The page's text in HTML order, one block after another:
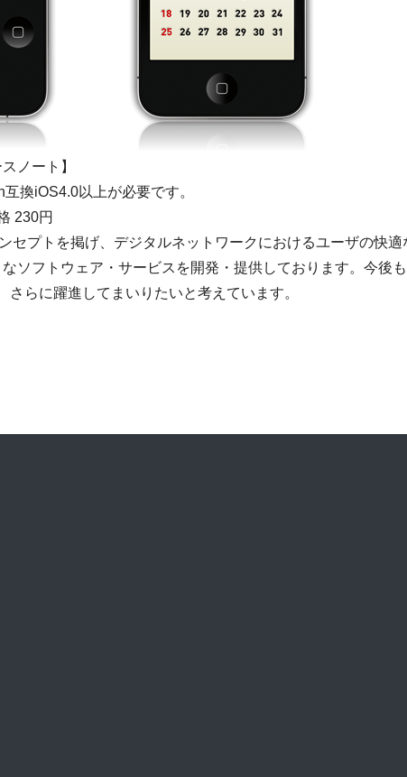
スノート】
換iOS4.0以上が必要です。
230円
セプトを掲げ、デジタルネットワークにおけるユーザの快適
ソフトウェア・サービスを開発・提供しております。今後
らに躍進してまいりたいと考えています。